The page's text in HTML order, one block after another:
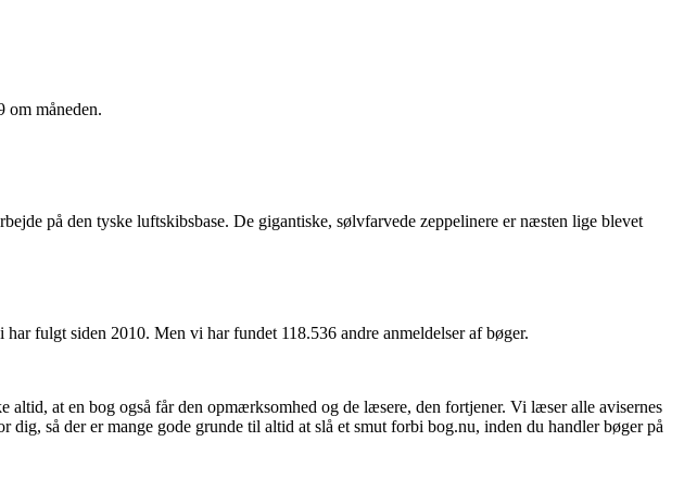
om måneden.
på den tyske luftskibsbase. De gigantiske, sølvfarvede zeppelinere er næsten lige blevet
fulgt siden 2010. Men vi har fundet 118.536 andre anmeldelser af bøger.
altid, at en bog også får den opmærksomhed og de læsere, den fortjener. Vi læser alle avisernes
så der er mange gode grunde til altid at slå et smut forbi bog.nu, inden du handler bøger på